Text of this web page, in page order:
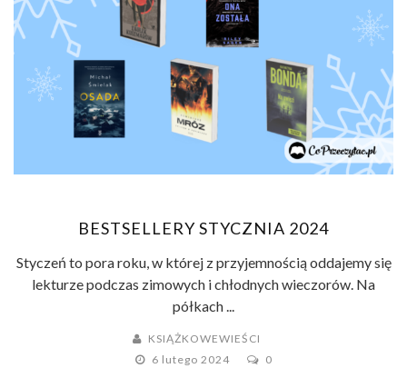
BESTSELLERY STYCZNIA 2024
Styczeń to pora roku, w której z przyjemnością oddajemy się
lekturze podczas zimowych i chłodnych wieczorów. Na
półkach ...
KSIĄŻKOWEWIEŚCI
6 lutego 2024
0